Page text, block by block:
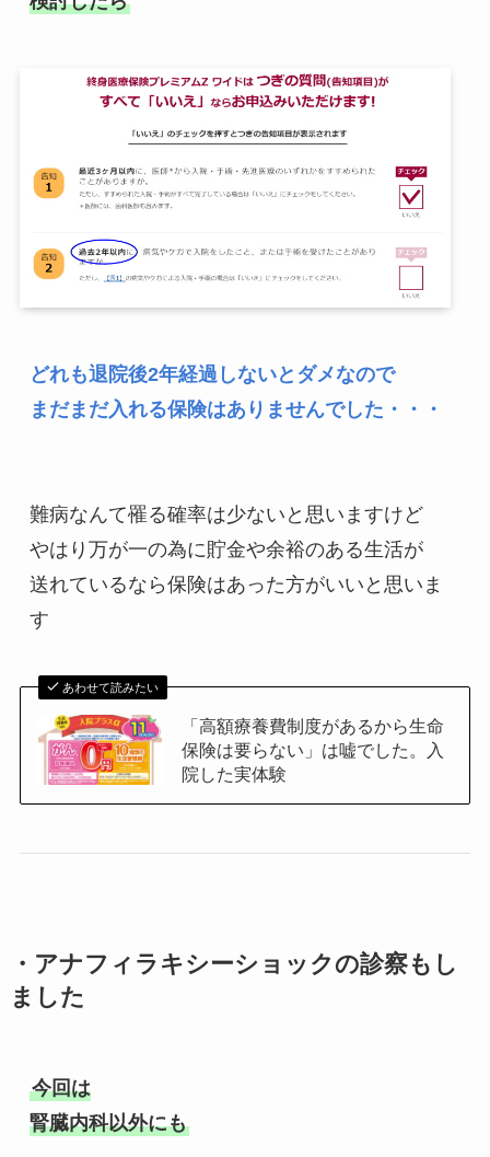
どれも退院後2年経過しないとダメなので
難病なんて罹る確率は少ないと思いますけど
やはり万が一の為に貯金や余裕のある生活が
送れているなら保険はあった方がいいと思いま
あわせて読みたい
「高額療養費制度があるから生命
保険は要らない」は嘘でした。入
院した実体験
・アナフィラキシーショックの診察もし
ました
今回は
腎臓内科以外にも